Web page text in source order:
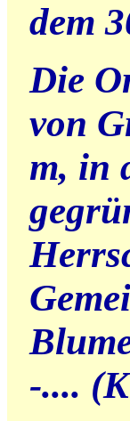
dem
Die
von
m, in
-....